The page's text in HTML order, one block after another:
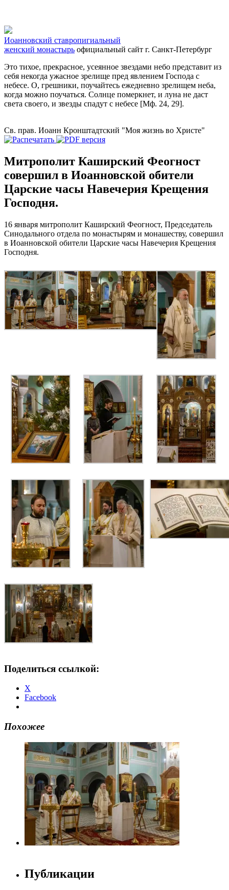
Иоанновский ставропигиальный
женский монастырь официальный сайт г. Санкт-Петербург
Это тихое, прекрасное, усеянное звездами небо представит из
себя некогда ужасное зрелище пред явлением Господа с
небесе. О, грешники, поучайтесь ежедневно зрелищем неба,
когда можно поучаться. Солнце померкнет, и луна не даст
света своего, и звезды спадут с небесе [Мф. 24, 29].
Св. прав. Иоанн Кронштадтский "Моя жизнь во Христе"
Митрополит Каширский Феогност
совершил в Иоанновской обители
Царские часы Навечерия Крещения
Господня.
16 января митрополит Каширский Феогност, Председатель
Синодального отдела по монастырям и монашеству, совершил
в Иоанновской обители Царские часы Навечерия Крещения
Господня.
Поделиться ссылкой:
X
Facebook
Похожее
Публикации